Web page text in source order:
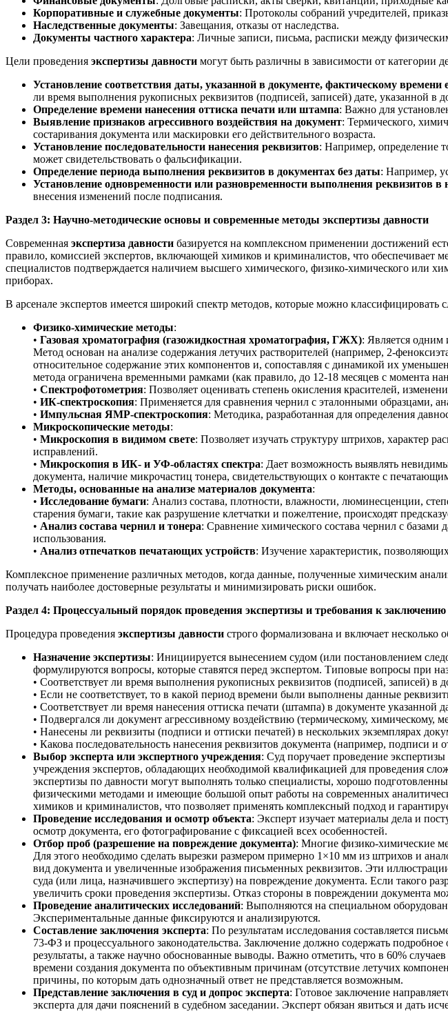
Корпоративные и служебные документы: Протоколы собраний учредителей,
Наследственные документы: Завещания, отказы от наследства.
Документы частного характера: Личные записи, письма, расписки между
Цели проведения экспертизы давности могут быть различны в зависимости от категории
Установление соответствия даты, указанной в документе, фактическому времени
ли время выполнения рукописных реквизитов (подписей, записей) дате, указанной
Определение времени нанесения оттиска печати или штампа: Важно для
Выявление признаков агрессивного воздействия на документ: Термического,
состаривания документа или маскировки его действительного возраста.
Установление последовательности нанесения реквизитов: Например, определение
может свидетельствовать о фальсификации.
Определение периода выполнения реквизитов в документах без даты: Например,
Установление одновременности или разновременности выполнения реквизитов в
внесения изменений после подписания.
Раздел 3: Научно-методические основы и современные методы экспертизы давности
Современная экспертиза давности базируется на комплексном применении достижений
правило, комиссией экспертов, включающей химиков и криминалистов, что обеспечивает
специалистов подтверждается наличием высшего химического, физико-химического или
приборах.
В арсенале экспертов имеется широкий спектр методов, которые можно классифицировать
Физико-химические методы:
• Газовая хроматография (газожидкостная хроматография, ГЖХ): Является одним
Метод основан на анализе содержания летучих растворителей (например, 2-
относительное содержание этих компонентов и, сопоставляя с динамикой их
метода ограничена временными рамками (как правило, до 12-18 месяцев с момента
• Спектрофотометрия: Позволяет оценивать степень окисления красителей,
• ИК-спектроскопия: Применяется для сравнения чернил с эталонными образцами,
• Импульсная ЯМР-спектроскопия: Методика, разработанная для определения
Микроскопические методы:
• Микроскопия в видимом свете: Позволяет изучать структуру штрихов, характер
исправлений.
• Микроскопия в ИК- и УФ-областях спектра: Дает возможность выявлять
документа, наличие микрочастиц тонера, свидетельствующих о контакте с
Методы, основанные на анализе материалов документа:
• Исследование бумаги: Анализ состава, плотности, влажности, люминесценции,
старения бумаги, такие как разрушение клетчатки и пожелтение, происходят
• Анализ состава чернил и тонера: Сравнение химического состава чернил с
использования.
• Анализ отпечатков печатающих устройств: Изучение характеристик,
Комплексное применение различных методов, когда данные, полученные химическим
получать наиболее достоверные результаты и минимизировать риски ошибок.
Раздел 4: Процессуальный порядок проведения экспертизы и требования к заключению
Процедура проведения экспертизы давности строго формализована и включает несколько
Назначение экспертизы: Инициируется вынесением судом (или постановлением
формулируются вопросы, которые ставятся перед экспертом. Типовые вопросы при
• Соответствует ли время выполнения рукописных реквизитов (подписей, записей) в
• Если не соответствует, то в какой период времени были выполнены данные
• Соответствует ли время нанесения оттиска печати (штампа) в документе указанной
• Подвергался ли документ агрессивному воздействию (термическому, химическому,
• Нанесены ли реквизиты (подписи и оттиски печатей) в нескольких экземплярах
• Какова последовательность нанесения реквизитов документа (например, подписи и
Выбор эксперта или экспертного учреждения: Суд поручает проведение
учреждения экспертов, обладающих необходимой квалификацией для проведения
экспертизы по давности могут выполнять только специалисты, хорошо
физическими методами и имеющие большой опыт работы на современных
химиков и криминалистов, что позволяет применять комплексный подход и
Проведение исследования и осмотр объекта: Эксперт изучает материалы дела и
осмотр документа, его фотографирование с фиксацией всех особенностей.
Отбор проб (разрешение на повреждение документа): Многие физико-химические
Для этого необходимо сделать вырезки размером примерно 1×10 мм из штрихов и
вид документа и увеличенные изображения письменных реквизитов. Эти
суда (или лица, назначившего экспертизу) на повреждение документа. Если такого
увеличить сроки проведения экспертизы. Отказ стороны в повреждении документа
Проведение аналитических исследований: Выполняются на специальном
Экспериментальные данные фиксируются и анализируются.
Составление заключения эксперта: По результатам исследования составляется
73-ФЗ и процессуального законодательства. Заключение должно содержать
результаты, а также научно обоснованные выводы. Важно отметить, что в 60%
времени создания документа по объективным причинам (отсутствие летучих
причины, по которым дать однозначный ответ не представляется возможным.
Представление заключения в суд и допрос эксперта: Готовое заключение
эксперта для дачи пояснений в судебном заседании. Эксперт обязан явиться и дать